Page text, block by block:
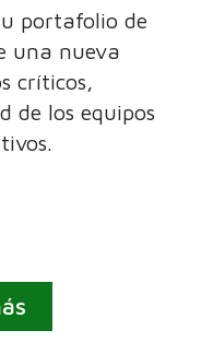
portafolio de
una nueva
críticos,
de los equipos